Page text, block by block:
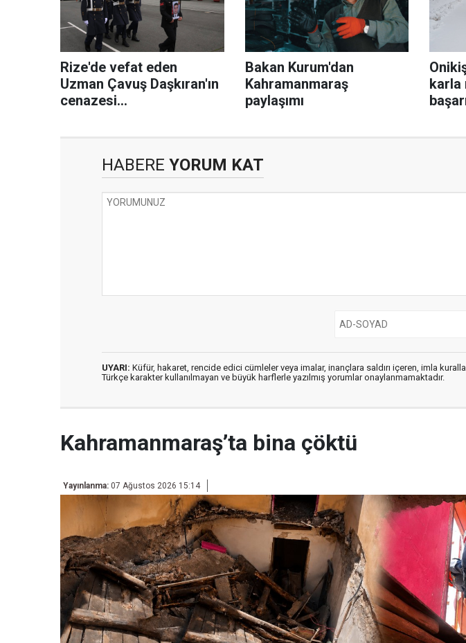
Rize'de vefat eden
Uzman Çavuş Daşkıran'ın
cenazesi
Bakan Kurum'dan
Kahramanmaraş
paylaşımı
karla
HABERE YORUM KAT
UYARI: Küfür, hakaret, rencide edici cümleler veya imalar, inançlara saldırı içeren, imla
Türkçe karakter kullanılmayan ve büyük harflerle yazılmış yorumlar onaylanmamaktadır.
Kahramanmaraş’ta bina çöktü
Yayınlanma: 07 Ağustos 2026 15:14